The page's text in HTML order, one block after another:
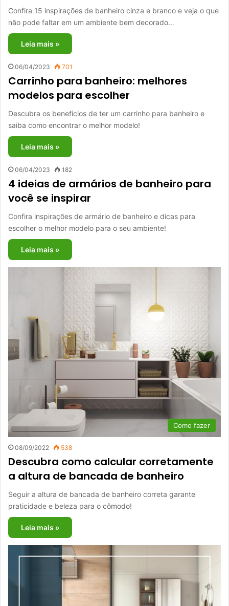
Confira 15 inspirações de banheiro cinza e branco e veja o que
não pode faltar em um ambiente bem decorado…
Leia mais »
06/04/2023 701
Carrinho para banheiro: melhores
modelos para escolher
Descubra os benefícios de ter um carrinho para banheiro e
saiba como encontrar o melhor modelo!
Leia mais »
06/04/2023 182
4 ideias de armários de banheiro para
você se inspirar
Confira inspirações de armário de banheiro e dicas para
escolher o melhor modelo para o seu ambiente!
Leia mais »
Como fazer
08/09/2022 538
Descubra como calcular corretamente
a altura de bancada de banheiro
Seguir a altura de bancada de banheiro correta garante
praticidade e beleza para o cômodo!
Leia mais »